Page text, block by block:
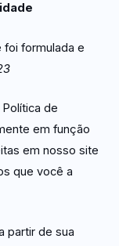
foi formulada e
de
em função
em nosso site
que você a
partir de sua